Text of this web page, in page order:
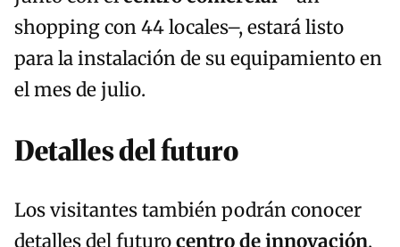
shopping con 44 locales–, estará listo
para la instalación de su equipamiento en
el mes de julio.
Detalles del futuro
Los visitantes también podrán conocer
detalles del futurocentro de innovación,